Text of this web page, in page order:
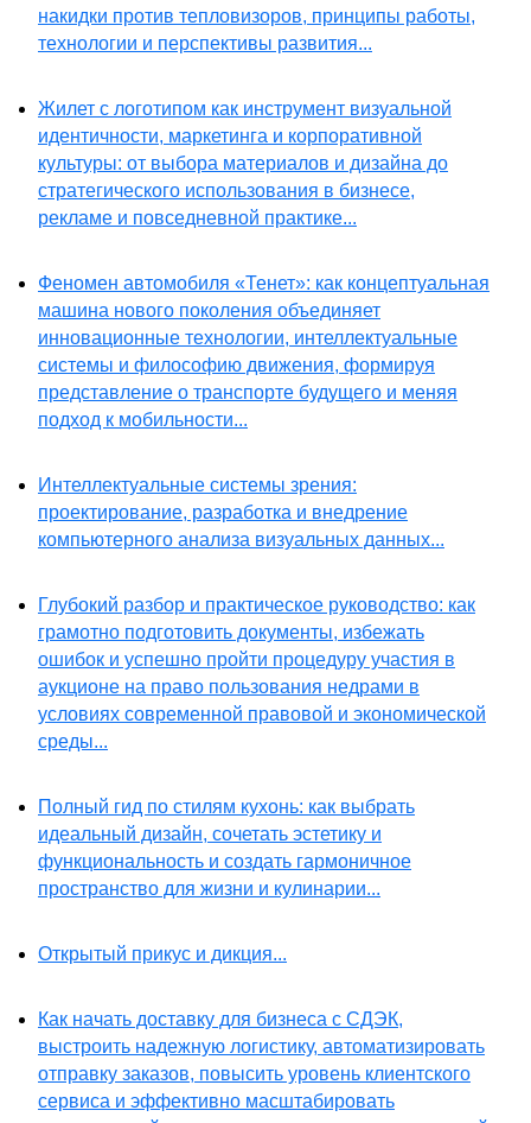
накидки против тепловизоров, принципы работы,
технологии и перспективы развития...
Жилет с логотипом как инструмент визуальной
идентичности, маркетинга и корпоративной
культуры: от выбора материалов и дизайна до
стратегического использования в бизнесе,
рекламе и повседневной практике...
Феномен автомобиля «Тенет»: как концептуальная
машина нового поколения объединяет
инновационные технологии, интеллектуальные
системы и философию движения, формируя
представление о транспорте будущего и меняя
подход к мобильности...
Интеллектуальные системы зрения:
проектирование, разработка и внедрение
компьютерного анализа визуальных данных...
Глубокий разбор и практическое руководство: как
грамотно подготовить документы, избежать
ошибок и успешно пройти процедуру участия в
аукционе на право пользования недрами в
условиях современной правовой и экономической
среды...
Полный гид по стилям кухонь: как выбрать
идеальный дизайн, сочетать эстетику и
функциональность и создать гармоничное
пространство для жизни и кулинарии...
Открытый прикус и дикция...
Как начать доставку для бизнеса с СДЭК,
выстроить надежную логистику, автоматизировать
отправку заказов, повысить уровень клиентского
сервиса и эффективно масштабировать